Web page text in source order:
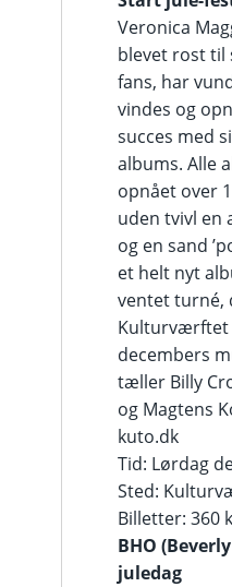
Veronica
blevet rost til
fans, har
vindes og
succes med
albums. Alle
opnået over
uden tvivl en
og en sand
et helt nyt
ventet turné,
Kulturværftet
decembers
tæller Billy
og Magtens
kuto.dk
Tid: Lørdag
Sted:
Billetter: 360
BHO
juledag